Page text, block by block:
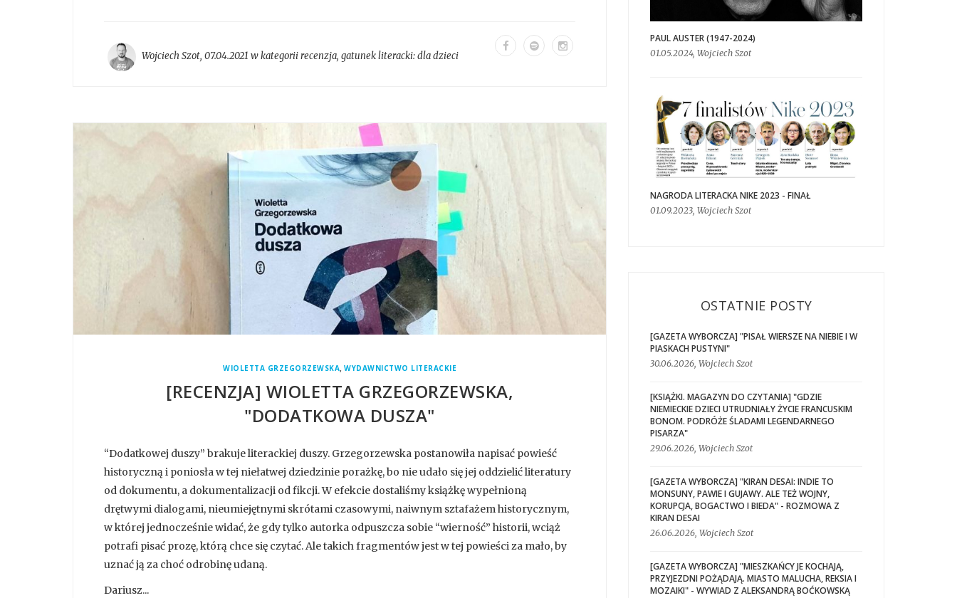
Wojciech Szot, 07.04.2021 w kategoriirecenzja, gatunek literacki:dla dzieci
WIOLETTA GRZEGORZEWSKA, WYDAWNICTWO LITERACKIE
[RECENZJA] WIOLETTA GRZEGORZEWSKA,
"DODATKOWA DUSZA"
“Dodatkowej duszy” brakuje literackiej duszy. Grzegorzewska postanowiła napisać powieść
historyczną i poniosła w tej niełatwej dziedzinie porażkę, bo nie udało się jej oddzielić literatury
od dokumentu, a dokumentalizacji od fikcji. W efekcie dostaliśmy książkę wypełnioną
drętwymi dialogami, nieumiejętnymi skrótami czasowymi, naiwnym sztafażem historycznym,
w której jednocześnie widać, że gdy tylko autorka odpuszcza sobie “wierność” historii, wciąż
potrafi pisać prozę, którą chce się czytać. Ale takich fragmentów jest w tej powieści za mało, by
uznać ją za choć odrobinę udaną.
Dariusz...
PAUL AUSTER (1947-2024)
01.05.2024, Wojciech Szot
NAGRODA LITERACKA NIKE 2023 - FINAŁ
01.09.2023, Wojciech Szot
OSTATNIE POSTY
[GAZETA WYBORCZA] "PISAŁ WIERSZE NA NIEBIE I W
PIASKACH PUSTYNI"
30.06.2026, Wojciech Szot
[KSIĄŻKI. MAGAZYN DO CZYTANIA] "GDZIE
NIEMIECKIE DZIECI UTRUDNIAŁY ŻYCIE FRANCUSKIM
BONOM. PODRÓŻE ŚLADAMI LEGENDARNEGO
PISARZA"
29.06.2026, Wojciech Szot
[GAZETA WYBORCZA] "KIRAN DESAI: INDIE TO
MONSUNY, PAWIE I GUJAWY. ALE TEŻ WOJNY,
KORUPCJA, BOGACTWO I BIEDA" - ROZMOWA Z
KIRAN DESAI
26.06.2026, Wojciech Szot
[GAZETA WYBORCZA] "MIESZKAŃCY JE KOCHAJĄ,
PRZYJEZDNI POŻĄDAJĄ. MIASTO MALUCHA, REKSIA I
MOZAIKI" - WYWIAD Z ALEKSANDRĄ BOĆKOWSKĄ